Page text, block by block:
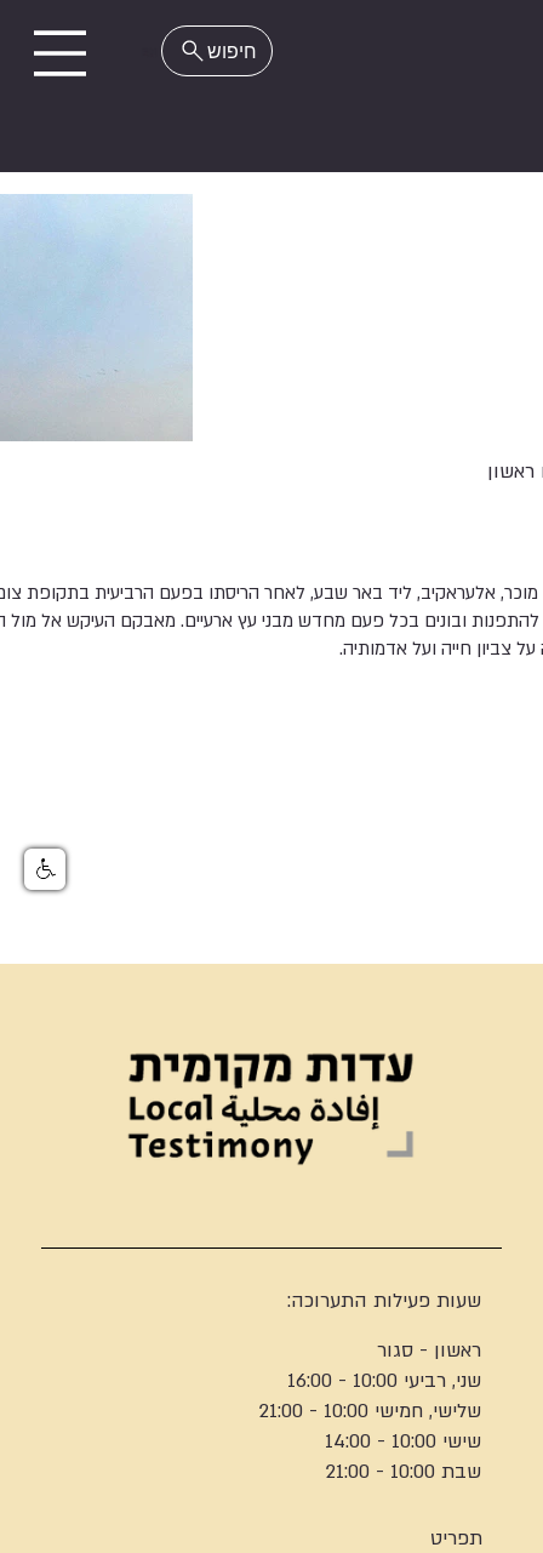
אלעראקיב, ליד באר שבע, לאחר הריסתו בפעם הרביעית בתקופת
ובונים בכל פעם מחדש מבני עץ ארעיים. מאבקם העיקש אל מול
צביון חייה ועל אדמותיה.
שעות פעילות התערוכה:
ראשון - סגור
שני, רביעי 10:00 - 16:00
שלישי, חמישי 10:00 - 21:00
שישי 10:00 - 14:00
שבת 10:00 - 21:00
תפריט